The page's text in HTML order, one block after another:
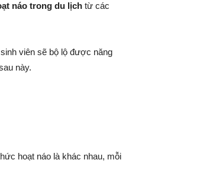
náo trong du lịch từ các
viên sẽ bộ lộ được năng
này.
hoạt náo là khác nhau, mỗi